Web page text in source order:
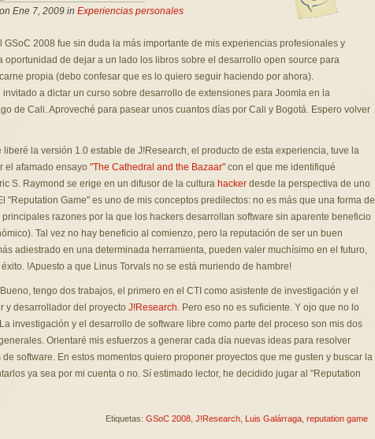
Ene 7, 2009 in Experiencias personales
GSoC 2008 fue sin duda la más importante de mis experiencias profesionales y
oportunidad de dejar a un lado los libros sobre el desarrollo open source para
propia (debo confesar que es lo quiero seguir haciendo por ahora).
a dictar un curso sobre desarrollo de extensiones para Joomla en la
de Cali. Aproveché para pasear unos cuantos días por Cali y Bogotá. Espero volver
liberé la versión 1.0 estable de J!Research, el producto de esta experiencia, tuve la
el afamado ensayo "The Cathedral and the Bazaar"con el que me identifiqué
S. Raymond se erige en un difusor de la cultura hackerdesde la perspectiva de uno
"Reputation Game" es uno de mis conceptos predilectos: no es más que una forma de
razones por la que los hackers desarrollan software sin aparente beneficio
Tal vez no hay beneficio al comienzo, pero la reputación de ser un buen
adiestrado en una determinada herramienta, pueden valer muchísimo en el futuro,
!Apuesto a que Linus Torvals no se está muriendo de hambre!
tengo dos trabajos, el primero en el CTI como asistente de investigación y el
y desarrollador del proyecto J!Research. Pero eso no es suficiente. Y ojo que no lo
investigación y el desarrollo de software libre como parte del proceso son mis dos
Orientaré mis esfuerzos a generar cada día nuevas ideas para resolver
software. En estos momentos quiero proponer proyectos que me gusten y buscar la
ya sea por mi cuenta o no. Sí estimado lector, he decidido jugar al "Reputation
Etiquetas: GSoC 2008, J!Research, Luis Galárraga, reputation game